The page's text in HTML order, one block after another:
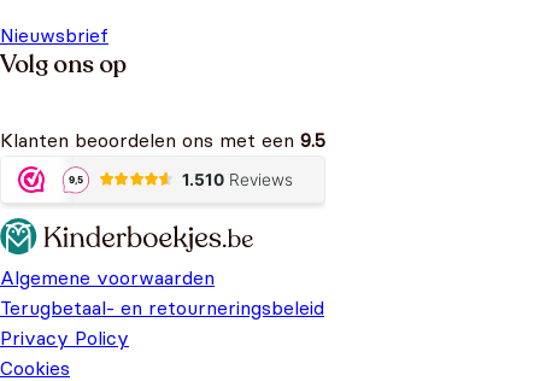
Nieuwsbrief
Volg ons op
Klanten beoordelen ons met een 9.5
Algemene voorwaarden
Terugbetaal- en retourneringsbeleid
Privacy Policy
Cookies